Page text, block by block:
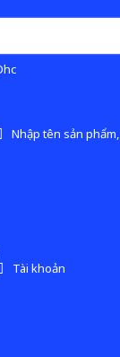
Nhập tên sản
Tài khoản